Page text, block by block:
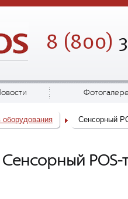
8 (800)
оборудования Сенсорный
Сенсорный POS-